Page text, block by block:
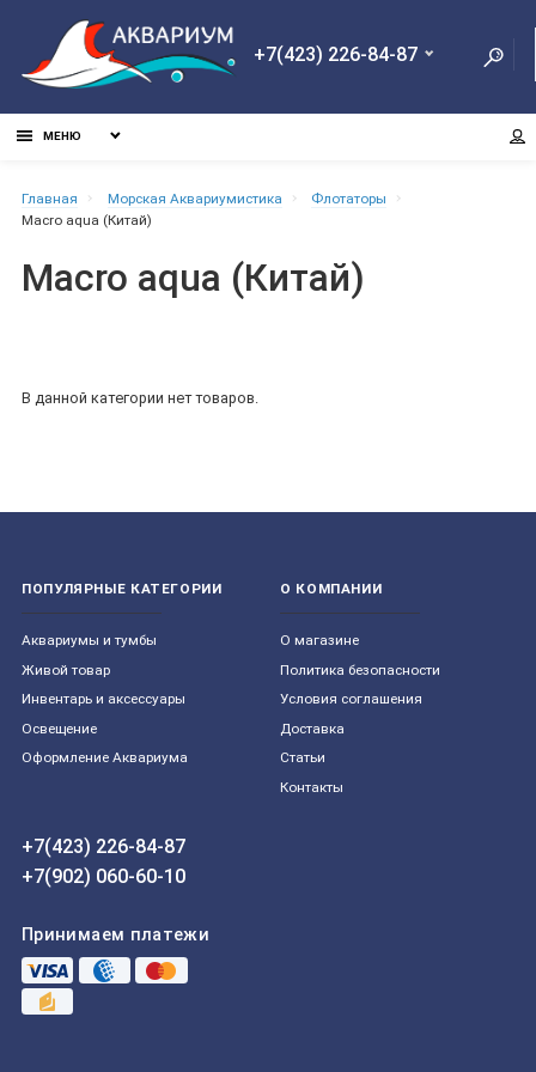
+7(423) 226-84-87
МЕНЮ
Главная Морская Аквариумистика
Флотаторы
Macro aqua (Китай)
Macro aqua (Китай)
В данной категории нет товаров.
ПОПУЛЯРНЫЕ КАТЕГОРИИ
Aквариумы и тумбы
Живой товар
Инвентарь и аксессуары
Освещение
Оформление Аквариума
О КОМПАНИИ
О магазине
Политика безопасности
Условия соглашения
Доставка
Статьи
Контакты
+7(423) 226-84-87
+7(902) 060-60-10
Принимаем платежи